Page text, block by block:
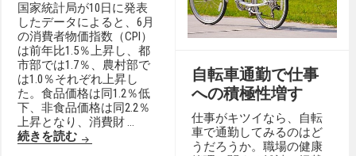
国家統計局が10日に発表
したデータによると、6月
の消費者物価指数（CPI）
は前年比1.5％上昇し、都
市部では1.7％、農村部で
は1.0％それぞれ上昇し
た。食品価格は同1.2％低
下、非食品価格は同2.2％
上昇となり、消費財 …
続きを読む 1～6月のCPI上昇率は1.4％ 統計局
自転車通勤で仕事
への積極性増す
仕事がキツイなら、自転
車で通勤してみるのはど
うだろうか。職場の健康